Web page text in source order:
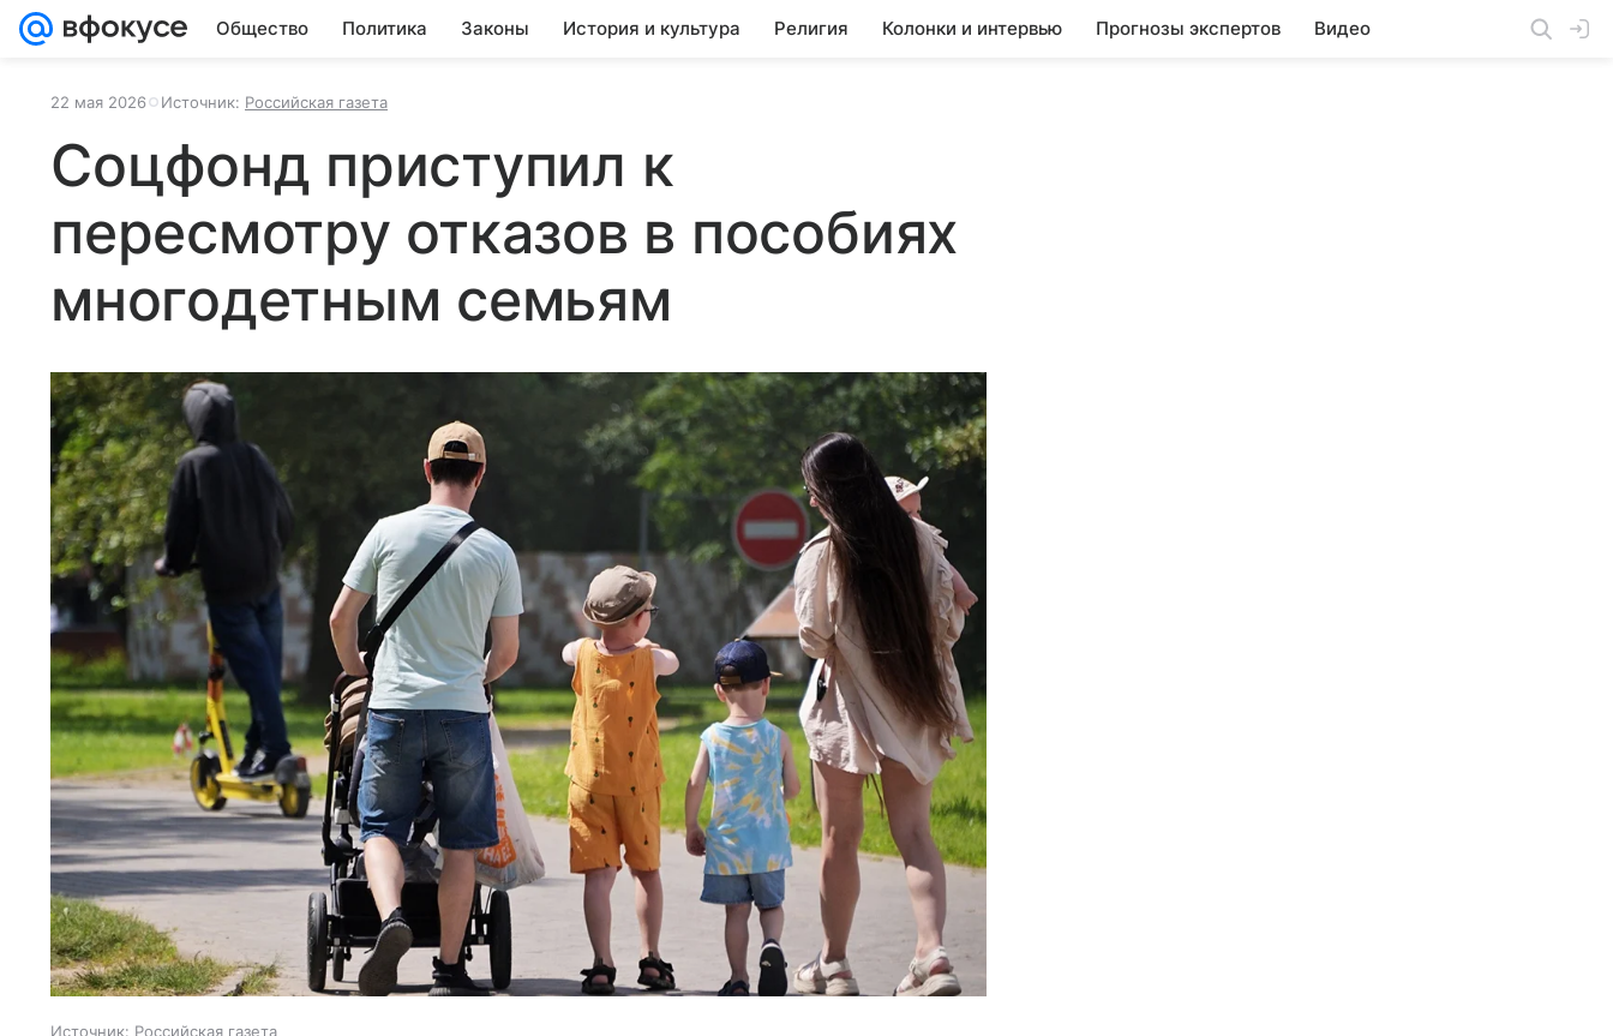
Общество Политика Законы История и культура Религия Колонки и интервью Прогнозы экспертов Видео
22 мая 2026 Источник: Российская газета
Соцфонд приступил к
пересмотру отказов в пособиях
многодетным семьям
Источник: Российская газета